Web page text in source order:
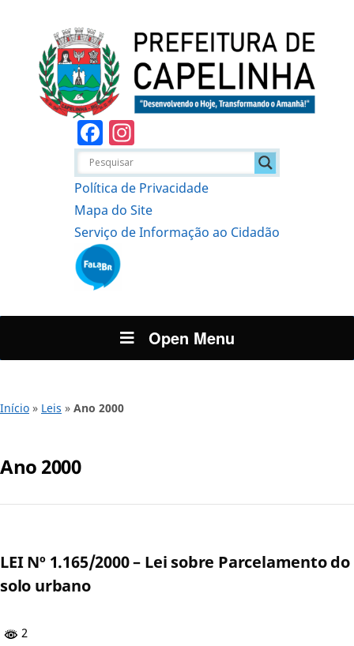
Facebook
Política de Privacidade
Mapa do Site
Serviço de Informação ao Cidadão
Open Menu
Início » Leis » Ano 2000
Ano 2000
LEI Nº 1.165/2000 – Lei sobre Parcelamento do
solo urbano
2